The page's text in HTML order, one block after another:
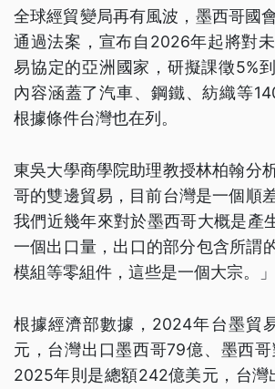
全球經貿變局再有風波，墨西哥國
通過法案，宣布自2026年起將對
易協定的亞洲國家，研擬課徵5%
內容涵蓋了汽車、鋼鐵、紡織等
根據條件台灣也在列。
東吳大學商學院助理教授林柏翰分
哥的雙邊貿易，目前台灣是一個順
我們近幾年來對於墨西哥大概是產
一個出口量，出口的部分包含所謂
模組等零組件，這些是一個大宗。」
根據經濟部數據，2024年台墨貿
元，台灣出口墨西哥79億、墨西哥
2025年則是總額242億美元，台灣